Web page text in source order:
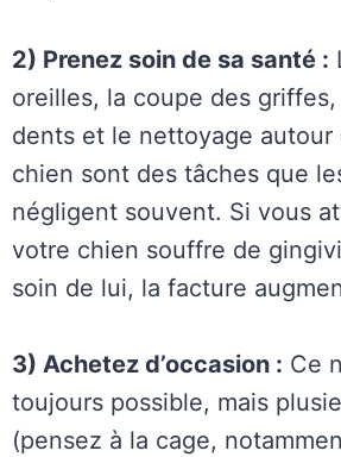
2) Prenez soin de sa santé :
oreilles, la coupe des
dents et le nettoyage autour
chien sont des tâches que
négligent souvent. Si vous
votre chien souffre de
soin de lui, la facture
3) Achetez d’occasion : Ce
toujours possible, mais
(pensez à la cage,